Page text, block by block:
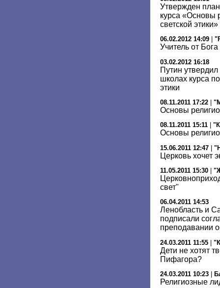
Утвержден
курса «Основы
светской
06.02.2012 14:09
Учитель от Бога
03.02.2012 16:18
Путин
школах курса
этики
08.11.2011 17:22
Основы
08.11.2011 15:11
Основы
15.06.2011 12:47 |
Церковь хочет
11.05.2011 15:30
свет"
06.04.2011 14:53
Ленобласть и
подписали
преподавании
24.03.2011 11:55 |
Дети не хотят
Пифагора?
24.03.2011 10:23
Религиозные